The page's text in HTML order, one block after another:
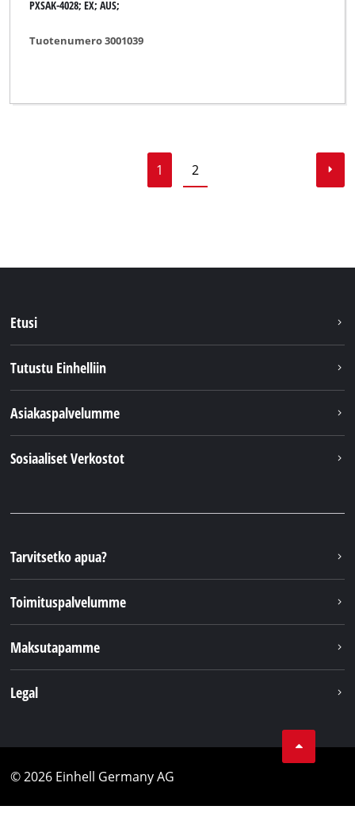
PXSAK-4028; EX; AUS;
Tuotenumero 3001039
1 2
Etusi
Tutustu Einhelliin
Asiakaspalvelumme
Sosiaaliset Verkostot
Tarvitsetko apua?
Toimituspalvelumme
Maksutapamme
Legal
© 2026 Einhell Germany AG